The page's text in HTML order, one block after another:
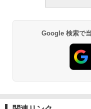
￥
4(
方
に
￥
シ
Google 検索で